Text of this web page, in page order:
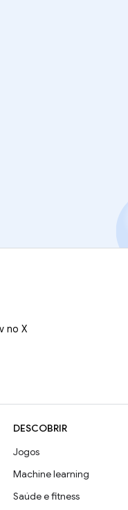
no X
DESCOBRIR
Jogos
Machine learning
Saúde e fitness